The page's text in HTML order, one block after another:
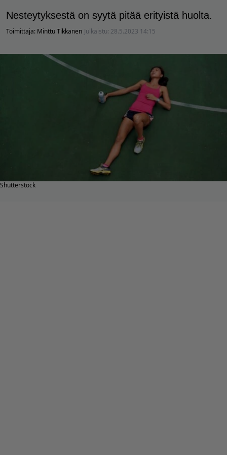
Nesteytyksestä on syytä pitää erityistä huolta.
Toimittaja: Minttu Tikkanen Julkaistu: 28.5.2023 14:15
Shutterstock